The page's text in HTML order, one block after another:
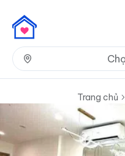
Trang chủ